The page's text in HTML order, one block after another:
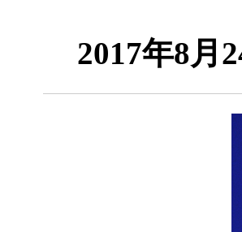
2017年8月